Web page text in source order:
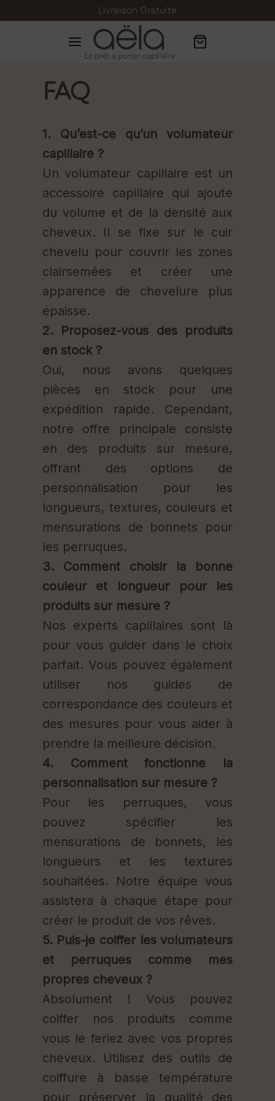
Livraison Gratuite
FAQ
1. Qu’est-ce qu’un volumateur
capillaire ?
Un volumateur capillaire est un
accessoire capillaire qui ajoute
du volume et de la densité aux
cheveux. Il se fixe sur le cuir
chevelu pour couvrir les zones
clairsemées et créer une
apparence de chevelure plus
épaisse.
2. Proposez-vous des produits
en stock ?
Oui, nous avons quelques
pièces en stock pour une
expédition rapide. Cependant,
notre offre principale consiste
en des produits sur mesure,
offrant des options de
personnalisation pour les
longueurs, textures, couleurs et
mensurations de bonnets pour
les perruques.
3. Comment choisir la bonne
couleur et longueur pour les
produits sur mesure ?
Nos experts capillaires sont là
pour vous guider dans le choix
parfait. Vous pouvez également
utiliser nos guides de
correspondance des couleurs et
des mesures pour vous aider à
prendre la meilleure décision.
4. Comment fonctionne la
personnalisation sur mesure ?
Pour les perruques, vous
pouvez spécifier les
mensurations de bonnets, les
longueurs et les textures
souhaitées. Notre équipe vous
assistera à chaque étape pour
créer le produit de vos rêves.
5. Puis-je coiffer les volumateurs
et perruques comme mes
propres cheveux ?
Absolument ! Vous pouvez
coiffer nos produits comme
vous le feriez avec vos propres
cheveux. Utilisez des outils de
coiffure à basse température
pour préserver la qualité des